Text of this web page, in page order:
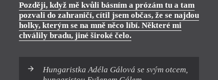
Později, když mě kvůli básním a prózám tu a tam
pozvali do zahraničí, cítil jsem občas, že se najdou
holky, kterým se na mně něco líbí. Některé mi
chválily bradu, jiné široké čelo.
Hungaristka Adéla Gálová se svým otcem,